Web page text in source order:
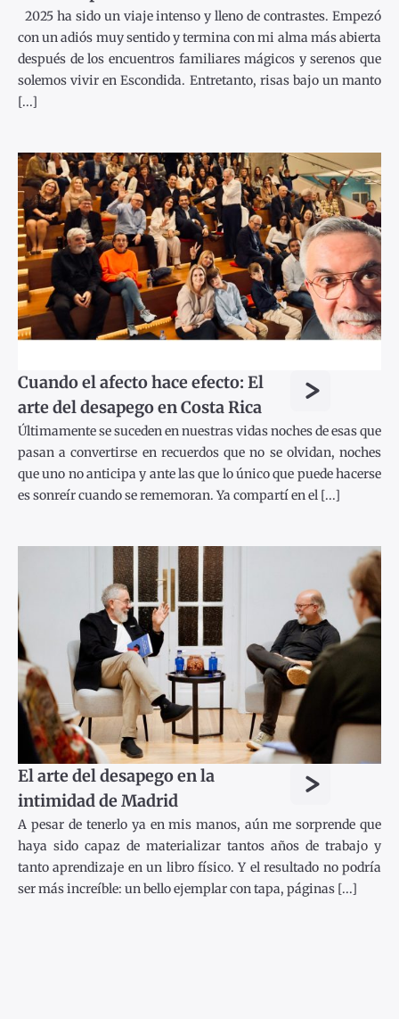
2025 ha sido un viaje intenso y lleno de contrastes. Empezó
con un adiós muy sentido y termina con mi alma más abierta
después de los encuentros familiares mágicos y serenos que
solemos vivir en Escondida. Entretanto, risas bajo un manto
[...]
Cuando el afecto hace efecto: El
arte del desapego en Costa Rica
>
Últimamente se suceden en nuestras vidas noches de esas que
pasan a convertirse en recuerdos que no se olvidan, noches
que uno no anticipa y ante las que lo único que puede hacerse
es sonreír cuando se rememoran. Ya compartí en el [...]
El arte del desapego en la
intimidad de Madrid
>
A pesar de tenerlo ya en mis manos, aún me sorprende que
haya sido capaz de materializar tantos años de trabajo y
tanto aprendizaje en un libro físico. Y el resultado no podría
ser más increíble: un bello ejemplar con tapa, páginas [...]